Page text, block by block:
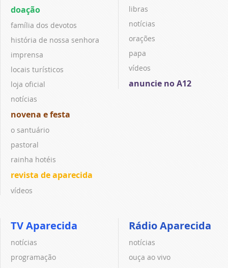
doação
família dos devotos
história de nossa senhora
imprensa
locais turísticos
loja oficial
notícias
novena e festa
o santuário
pastoral
rainha hotéis
revista de aparecida
vídeos
libras
notícias
orações
papa
vídeos
anuncie no A12
TV Aparecida
notícias
programação
Rádio Aparecida
notícias
ouça ao vivo